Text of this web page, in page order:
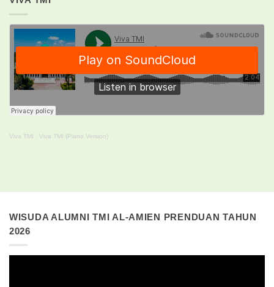
Viva TMI · Viva TMI (Piano Version)
WISUDA ALUMNI TMI AL-AMIEN PRENDUAN TAHUN
2026